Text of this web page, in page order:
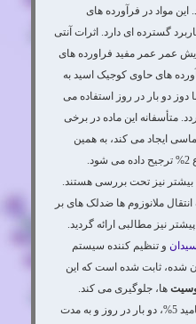
این مواد در فرآورده های
گسترده ای دارد. اثرات آنتی
عمر عمر مفید فراورده های
های حاوی کوجیک اسید به
و با دوز دو بار در روز استفاده می
متأسفانه این ماده در برخی
ایجاد می کند، به همین
علت معمولاً فرآورده 1% آن به انواع 2% ترجیح داده می شود.
بیشتر نیز تحت بررسی هستند.
ملانوزوم ها ضدلک های بر
نیز مطالبی ارائه گردید.
و تنظیم کننده سیستم
شده، ثابت شده است که این
ها، جلوگیری می کند.
استفاده از فرآورده موضعی نیاسینامید 5%، دو بار در روز و به مدت